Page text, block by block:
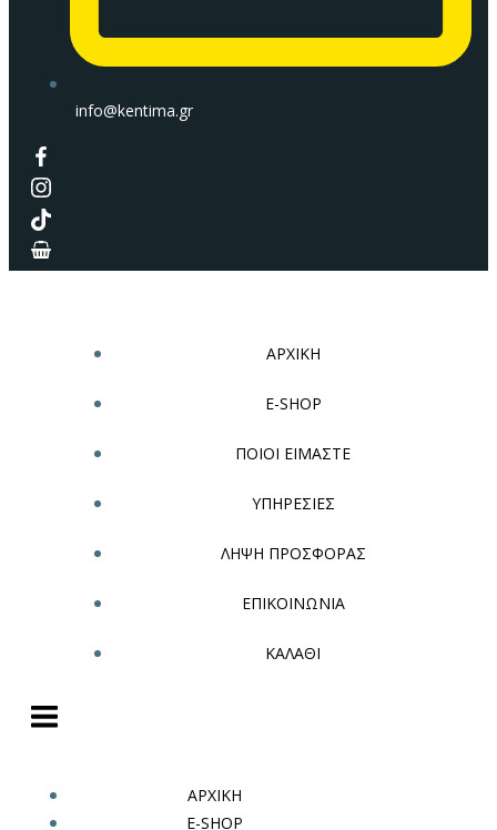
info@kentima.gr
ΑΡΧΙΚΗ
E-SHOP
ΠΟΙΟΙ ΕΙΜΑΣΤΕ
ΥΠΗΡΕΣΙΕΣ
ΛΗΨΗ ΠΡΟΣΦΟΡΑΣ
ΕΠΙΚΟΙΝΩΝΙΑ
ΚΑΛΑΘΙ
ΑΡΧΙΚΗ
E-SHOP